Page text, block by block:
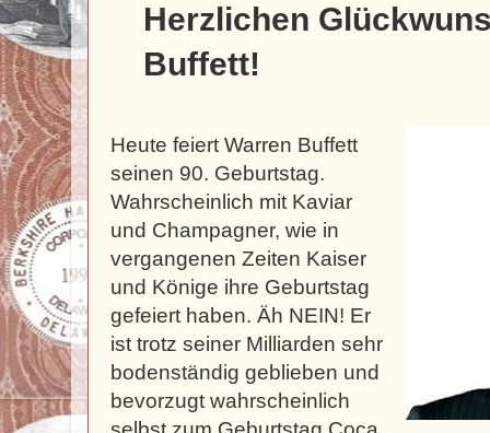
Herzlichen
Buffett!
Heute feiert Warren Buffett
seinen 90. Geburtstag.
Wahrscheinlich mit Kaviar
und Champagner, wie in
vergangenen Zeiten Kaiser
und Könige ihre Geburtstag
gefeiert haben. Äh NEIN! Er
ist trotz seiner Milliarden sehr
bodenständig geblieben und
bevorzugt wahrscheinlich